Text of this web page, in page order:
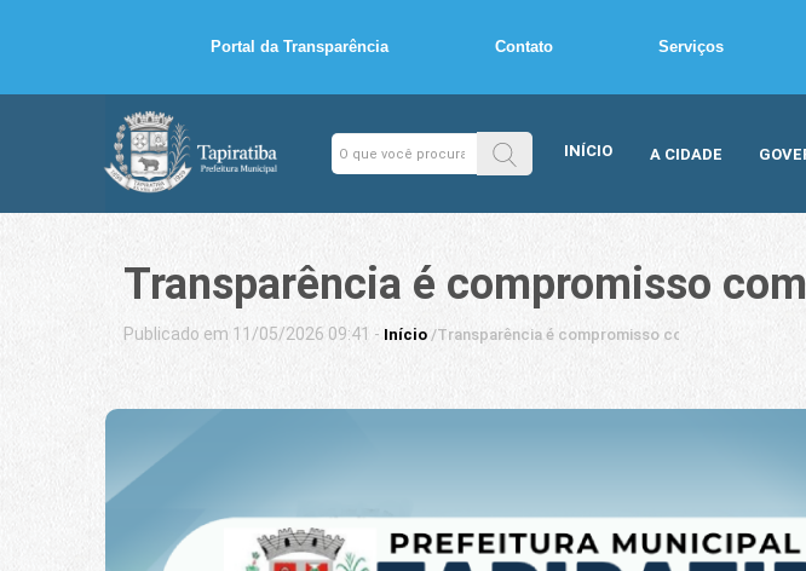
Portal da Transparência Contato Serviços
INÍCIO A CIDADE
Transparência é compromisso
Publicado em 11/05/2026 09:41 - Início /Transparência é compromisso com a população